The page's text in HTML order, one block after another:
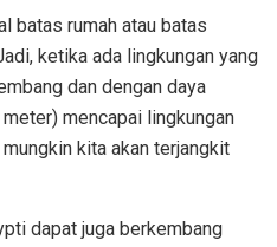
batas rumah atau batas
ketika ada lingkungan yang
dan dengan daya
mencapai lingkungan
kita akan terjangkit
dapat juga berkembang